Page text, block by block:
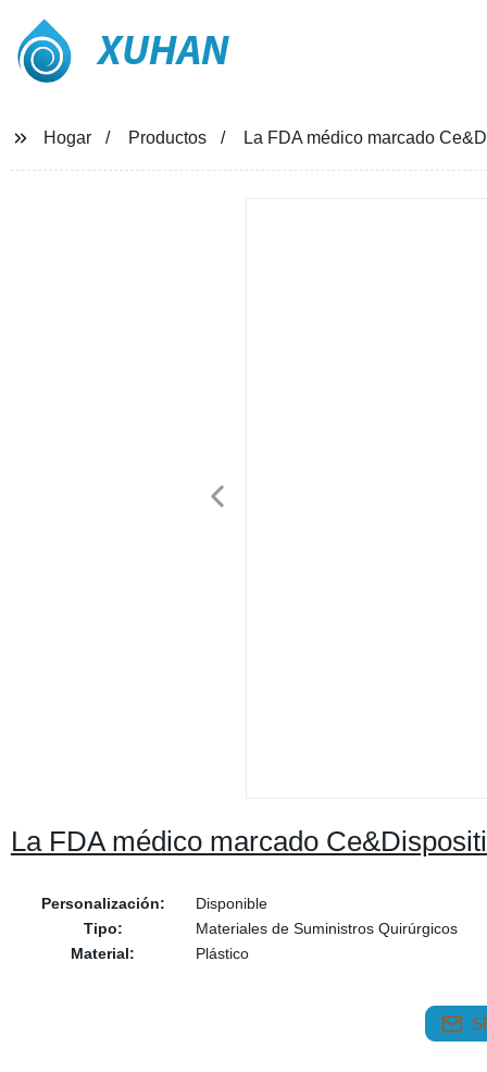
XUHAN
Hogar Productos La FDA médico marcado
La FDA médico marcado
Personalización:
Disponible
Tipo:
Materiales de Suministros Quirúrgicos
Material:
Plástico